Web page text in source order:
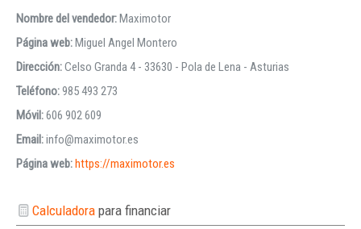
Nombre del vendedor:Maximotor
Página web:Miguel Angel Montero
Dirección:Celso Granda 4 - 33630 - Pola de Lena - Asturias
Teléfono:985 493 273
Móvil:606 902 609
Email:info@maximotor.es
Página web:https://maximotor.es
Calculadorapara financiar